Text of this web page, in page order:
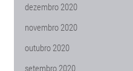
dezembro 2020
novembro 2020
outubro 2020
setembro 2020